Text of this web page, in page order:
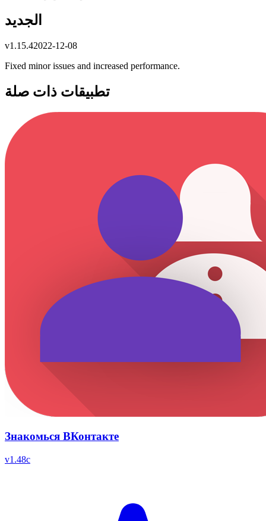
الجديد
v1.15.42022-12-08
Fixed minor issues and increased performance.
تطبيقات ذات صلة
Знакомься ВКонтакте
v1.48c